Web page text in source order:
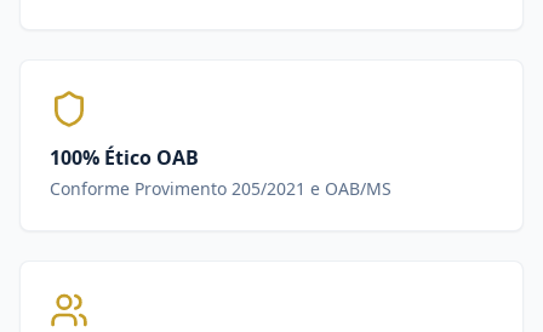
100% Ético OAB
Conforme Provimento 205/2021 e OAB/MS